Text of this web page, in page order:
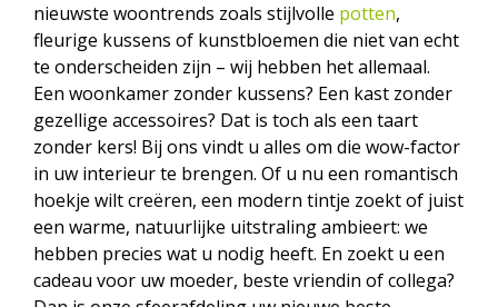
nieuwste woontrends zoals stijlvolle potten,
fleurige kussens of kunstbloemen die niet van echt
te onderscheiden zijn – wij hebben het allemaal.
Een woonkamer zonder kussens? Een kast zonder
gezellige accessoires? Dat is toch als een taart
zonder kers! Bij ons vindt u alles om die wow-factor
in uw interieur te brengen. Of u nu een romantisch
hoekje wilt creëren, een modern tintje zoekt of juist
een warme, natuurlijke uitstraling ambieert: we
hebben precies wat u nodig heeft. En zoekt u een
cadeau voor uw moeder, beste vriendin of collega?